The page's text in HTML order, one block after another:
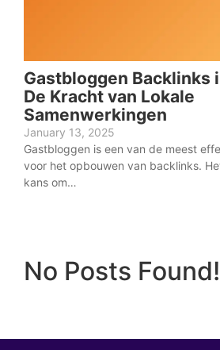
Gastbloggen Backlinks
De Kracht van Lokale
Samenwerkingen
January 13, 2025
Gastbloggen is een van de meest
voor het opbouwen van backlinks.
kans om…
No Posts Found!